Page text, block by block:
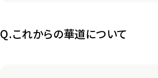
Q.これからの華道について